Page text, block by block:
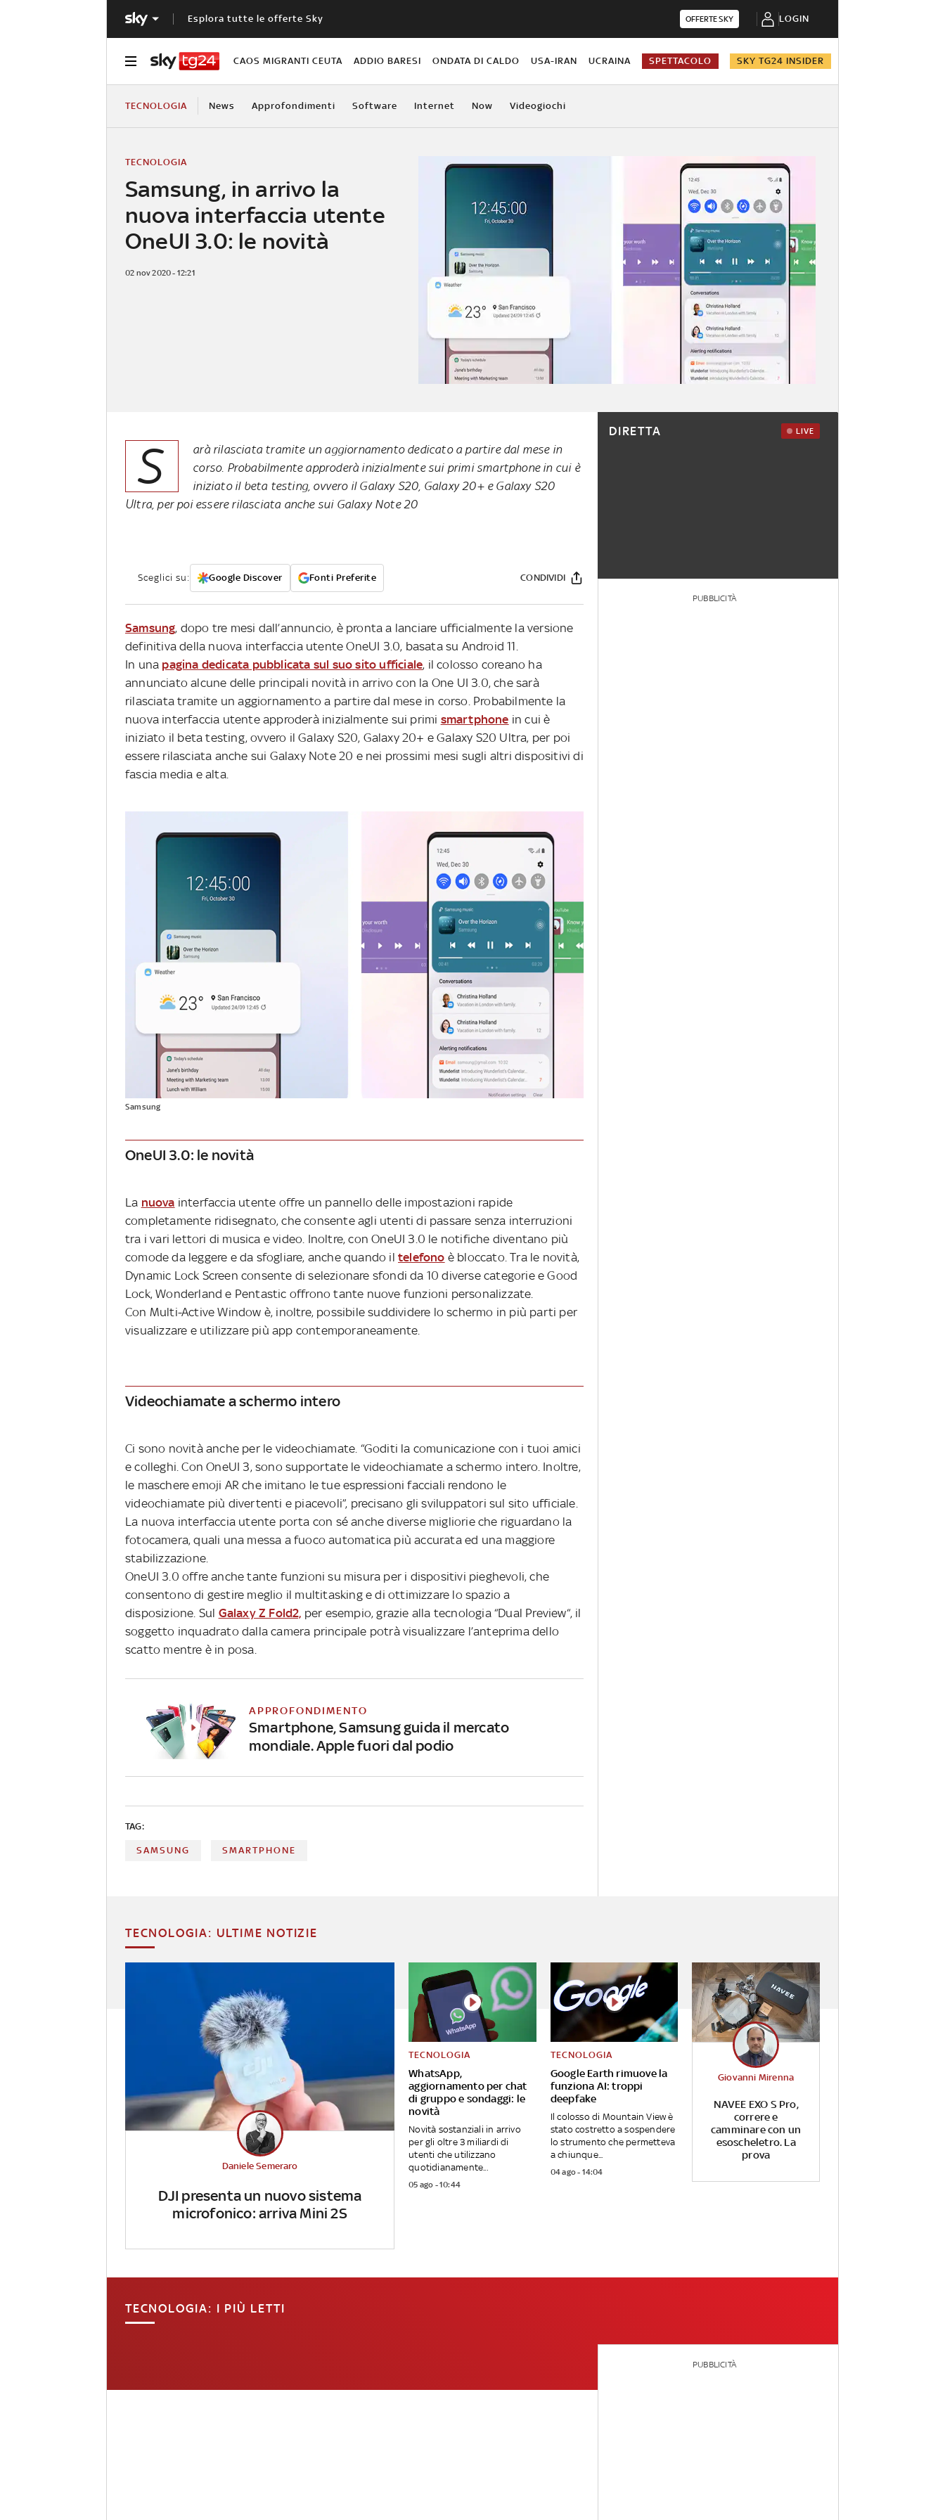
Esplora tutte le offerte Sky OFFERTE SKY LOGIN
CAOS MIGRANTI CEUTA ADDIO BARESI ONDATA DI CALDO USA-IRAN UCRAINA SPETTACOLO SKY TG24 INSIDER
TECNOLOGIA News Approfondimenti Software Internet Now Videogiochi
Samsung, in arrivo la
nuova interfaccia utente
OneUI 3.0: le novità
TECNOLOGIA
02 nov 2020 - 12:21
S
arà rilasciata tramite un aggiornamento dedicato a partire dal mese in
corso. Probabilmente approderà inizialmente sui primi smartphone in cui è
iniziato il beta testing, ovvero il Galaxy S20, Galaxy 20+ e Galaxy S20
Ultra, per poi essere rilasciata anche sui Galaxy Note 20
Sceglici su: Google Discover Fonti Preferite CONDIVIDI
Samsung, dopo tre mesi dall’annuncio, è pronta a lanciare ufficialmente la versione
definitiva della nuova interfaccia utente OneUI 3.0, basata su Android 11.
In una pagina dedicata pubblicata sul suo sito ufficiale, il colosso coreano ha
annunciato alcune delle principali novità in arrivo con la One UI 3.0, che sarà
rilasciata tramite un aggiornamento a partire dal mese in corso. Probabilmente la
nuova interfaccia utente approderà inizialmente sui primi smartphone in cui è
iniziato il beta testing, ovvero il Galaxy S20, Galaxy 20+ e Galaxy S20 Ultra, per poi
essere rilasciata anche sui Galaxy Note 20 e nei prossimi mesi sugli altri dispositivi di
fascia media e alta.
Samsung
OneUI 3.0: le novità
La nuova interfaccia utente offre un pannello delle impostazioni rapide
completamente ridisegnato, che consente agli utenti di passare senza interruzioni
tra i vari lettori di musica e video. Inoltre, con OneUI 3.0 le notifiche diventano più
comode da leggere e da sfogliare, anche quando iltelefono è bloccato. Tra le novità,
Dynamic Lock Screen consente di selezionare sfondi da 10 diverse categorie e Good
Lock, Wonderland e Pentastic offrono tante nuove funzioni personalizzate.
Con Multi-Active Window è, inoltre, possibile suddividere lo schermo in più parti per
visualizzare e utilizzare più app contemporaneamente.
Videochiamate a schermo intero
Ci sono novità anche per le videochiamate. “Goditi la comunicazione con i tuoi amici
e colleghi. Con OneUI 3, sono supportate le videochiamate a schermo intero. Inoltre,
le maschere emoji AR che imitano le tue espressioni facciali rendono le
videochiamate più divertenti e piacevoli”, precisano gli sviluppatori sul sito ufficiale.
La nuova interfaccia utente porta con sé anche diverse migliorie che riguardano la
fotocamera, quali una messa a fuoco automatica più accurata ed una maggiore
stabilizzazione.
OneUI 3.0 offre anche tante funzioni su misura per i dispositivi pieghevoli, che
consentono di gestire meglio il multitasking e di ottimizzare lo spazio a
disposizione. Sul Galaxy Z Fold2, per esempio, grazie alla tecnologia “Dual Preview“, il
soggetto inquadrato dalla camera principale potrà visualizzare l’anteprima dello
scatto mentre è in posa.
APPROFONDIMENTO
Smartphone, Samsung guida il mercato
mondiale. Apple fuori dal podio
TAG:
SAMSUNG SMARTPHONE
DIRETTA LIVE
PUBBLICITÀ
TECNOLOGIA: ULTIME NOTIZIE
DJI presenta un nuovo sistema
microfonico: arriva Mini 2S
Daniele Semeraro
WhatsApp,
aggiornamento per chat
di gruppo e sondaggi: le
novità
TECNOLOGIA
Novità sostanziali in arrivo
per gli oltre 3 miliardi di
utenti che utilizzano
quotidianamente...
05 ago - 10:44
Google Earth rimuove la
funziona AI: troppi
deepfake
TECNOLOGIA
Il colosso di Mountain View è
stato costretto a sospendere
lo strumento che permetteva
a chiunque...
04 ago - 14:04
NAVEE EXO S Pro,
correre e
camminare con un
esoscheletro. La
prova
Giovanni Mirenna
TECNOLOGIA: I PIÙ LETTI
PUBBLICITÀ